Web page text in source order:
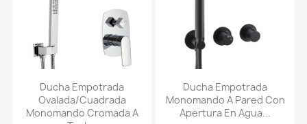
Ducha Empotrada
Ovalada/cuadrada
Monomando Cromada A
Ducha Empotrada
Monomando A Pared Con
Apertura En Agua...